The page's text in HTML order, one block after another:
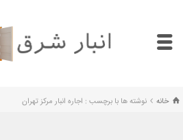
خانه نوشته ها با برچسب : اجاره انبار مرکز تهران